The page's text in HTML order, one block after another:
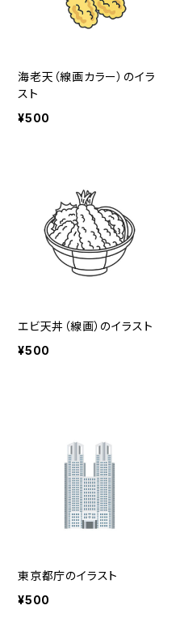
海老天（線画カラー）のイラ
スト
¥500
エビ天丼（線画）のイラスト
¥500
東京都庁のイラスト
¥500